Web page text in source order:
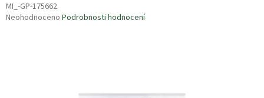
MI_-GP-175662
Průměrné
Neohodnoceno Podrobnosti hodnocení